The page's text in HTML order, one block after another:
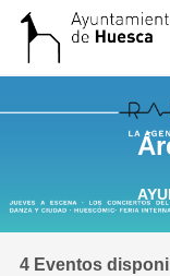
4 Eventos